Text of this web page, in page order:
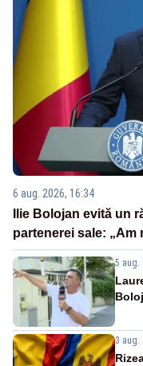
6 aug. 2026, 16:34
Ilie Bolojan evită un
partenerei sale: „Am
5 aug.
3 aug.